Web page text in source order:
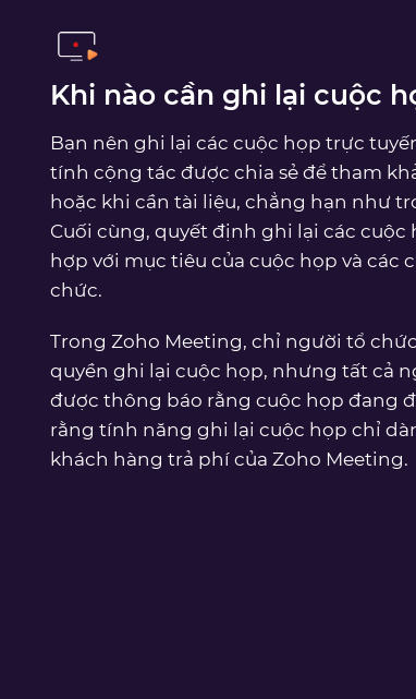
Khi nào cần ghi lại cuộc
Bạn nên ghi lại các cuộc họp trực
tính cộng tác được chia sẻ để tham
hoặc khi cần tài liệu, chẳng hạn như
Cuối cùng, quyết định ghi lại các cuộc
hợp với mục tiêu của cuộc họp và các
chức.
Trong Zoho Meeting, chỉ người tổ
quyền ghi lại cuộc họp, nhưng tất cả
được thông báo rằng cuộc họp đang
rằng tính năng ghi lại cuộc họp chỉ
khách hàng trả phí của Zoho Meeting.